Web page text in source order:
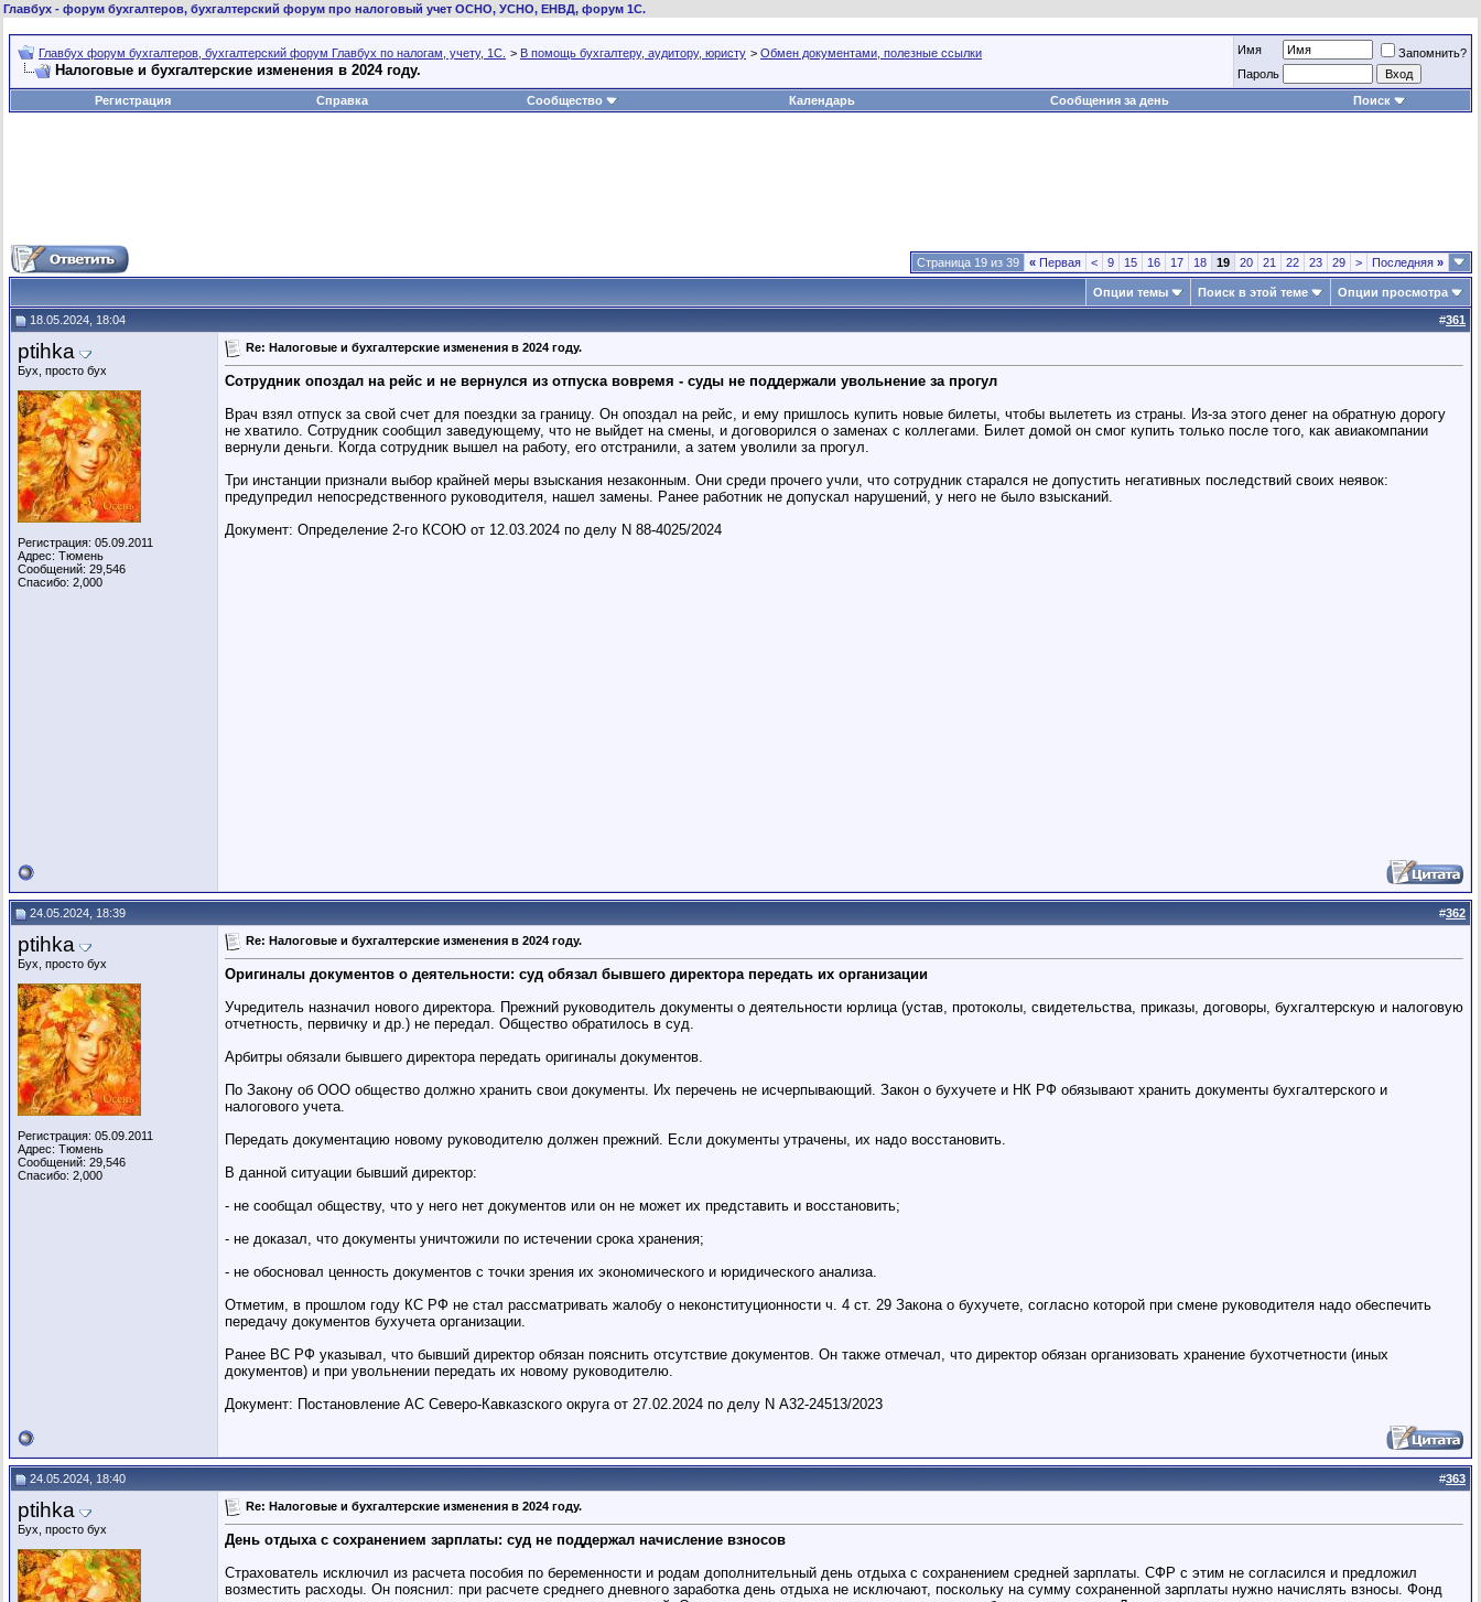
Главбух - форум бухгалтеров, бухгалтерский форум про налоговый учет ОСНО, УСНО, ЕНВД, форум 1С.
Главбух форум бухгалтеров, бухгалтерский форум Главбух по налогам, учету, 1С. > В помощь бухгалтеру, аудитору, юристу > Обмен документами, полезные ссылки
Налоговые и бухгалтерские изменения в 2024 году.
Имя
Запомнить?
Пароль
Регистрация
Справка Сообщество Календарь Сообщения за день Поиск
Страница 19 из 39 « Первая < 9 15 16 17 18 19 20 21 22 23 29 > Последняя »
Опции темы Поиск в этой теме Опции просмотра
18.05.2024, 18:04 #361
ptihka
Бух, просто бух
Регистрация: 05.09.2011
Адрес: Тюмень
Сообщений: 29,546
Спасибо: 2,000
Re: Налоговые и бухгалтерские изменения в 2024 году.
Сотрудник опоздал на рейс и не вернулся из отпуска вовремя - суды не поддержали увольнение за прогул
Врач взял отпуск за свой счет для поездки за границу. Он опоздал на рейс, и ему пришлось купить новые билеты, чтобы вылететь из страны. Из-за этого денег на обратную дорогу
не хватило. Сотрудник сообщил заведующему, что не выйдет на смены, и договорился о заменах с коллегами. Билет домой он смог купить только после того, как авиакомпании
вернули деньги. Когда сотрудник вышел на работу, его отстранили, а затем уволили за прогул.
Три инстанции признали выбор крайней меры взыскания незаконным. Они среди прочего учли, что сотрудник старался не допустить негативных последствий своих неявок:
предупредил непосредственного руководителя, нашел замены. Ранее работник не допускал нарушений, у него не было взысканий.
Документ: Определение 2-го КСОЮ от 12.03.2024 по делу N 88-4025/2024
24.05.2024, 18:39 #362
ptihka
Бух, просто бух
Регистрация: 05.09.2011
Адрес: Тюмень
Сообщений: 29,546
Спасибо: 2,000
Re: Налоговые и бухгалтерские изменения в 2024 году.
Оригиналы документов о деятельности: суд обязал бывшего директора передать их организации
Учредитель назначил нового директора. Прежний руководитель документы о деятельности юрлица (устав, протоколы, свидетельства, приказы, договоры, бухгалтерскую и налоговую
отчетность, первичку и др.) не передал. Общество обратилось в суд.
Арбитры обязали бывшего директора передать оригиналы документов.
По Закону об ООО общество должно хранить свои документы. Их перечень не исчерпывающий. Закон о бухучете и НК РФ обязывают хранить документы бухгалтерского и
налогового учета.
Передать документацию новому руководителю должен прежний. Если документы утрачены, их надо восстановить.
В данной ситуации бывший директор:
- не сообщал обществу, что у него нет документов или он не может их представить и восстановить;
- не доказал, что документы уничтожили по истечении срока хранения;
- не обосновал ценность документов с точки зрения их экономического и юридического анализа.
Отметим, в прошлом году КС РФ не стал рассматривать жалобу о неконституционности ч. 4 ст. 29 Закона о бухучете, согласно которой при смене руководителя надо обеспечить
передачу документов бухучета организации.
Ранее ВС РФ указывал, что бывший директор обязан пояснить отсутствие документов. Он также отмечал, что директор обязан организовать хранение бухотчетности (иных
документов) и при увольнении передать их новому руководителю.
Документ: Постановление АС Северо-Кавказского округа от 27.02.2024 по делу N А32-24513/2023
24.05.2024, 18:40 #363
ptihka
Бух, просто бух
Re: Налоговые и бухгалтерские изменения в 2024 году.
День отдыха с сохранением зарплаты: суд не поддержал начисление взносов
Страхователь исключил из расчета пособия по беременности и родам дополнительный день отдыха с сохранением средней зарплаты. СФР с этим не согласился и предложил
возместить расходы. Он пояснил: при расчете среднего дневного заработка день отдыха не исключают, поскольку на сумму сохраненной зарплаты нужно начислять взносы. Фонд